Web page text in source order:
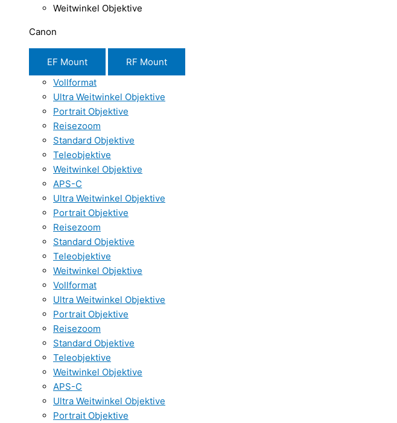
Weitwinkel Objektive
Canon
EF Mount
RF Mount
Vollformat
Ultra Weitwinkel Objektive
Portrait Objektive
Reisezoom
Standard Objektive
Teleobjektive
Weitwinkel Objektive
APS-C
Ultra Weitwinkel Objektive
Portrait Objektive
Reisezoom
Standard Objektive
Teleobjektive
Weitwinkel Objektive
Vollformat
Ultra Weitwinkel Objektive
Portrait Objektive
Reisezoom
Standard Objektive
Teleobjektive
Weitwinkel Objektive
APS-C
Ultra Weitwinkel Objektive
Portrait Objektive